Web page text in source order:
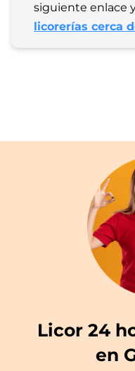
licorerías cerca
Licor 24
en